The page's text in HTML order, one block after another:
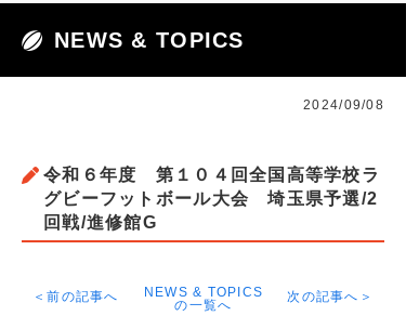
NEWS & TOPICS
2024/09/08
令和６年度 第１０４回全国高等学校ラ
グビーフットボール大会 埼玉県予選/2
回戦/進修館G
＜前の記事へ
NEWS & TOPICS
の一覧へ
次の記事へ＞